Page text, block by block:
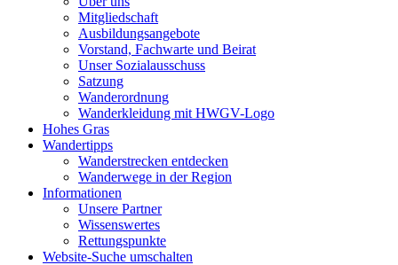
Mitgliedschaft
Ausbildungsangebote
Vorstand, Fachwarte und Beirat
Unser Sozialausschuss
Satzung
Wanderordnung
Wanderkleidung mit HWGV-Logo
Hohes Gras
Wandertipps
Wanderstrecken entdecken
Wanderwege in der Region
Informationen
Unsere Partner
Wissenswertes
Rettungspunkte
Website-Suche umschalten